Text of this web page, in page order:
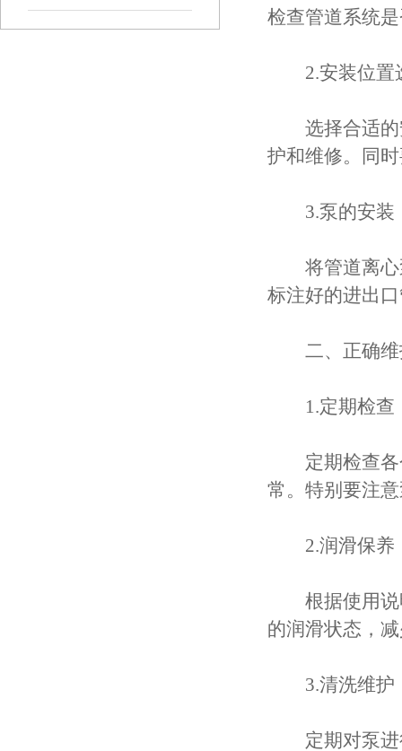
检查管道系统
2.安装位置
选择合适的安
护和维修。同
3.泵的安装
将管道离心泵
标注好的进出
二、正确维
1.定期检查
定期检查各
常。特别要注
2.润滑保养
根据使用说明
的润滑状态，
3.清洗维护
定期对泵进行